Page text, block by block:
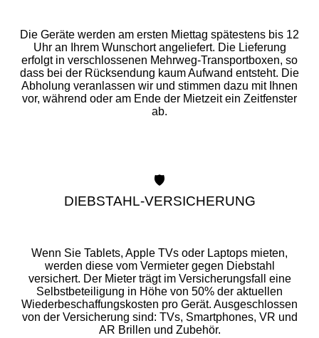
Die Geräte werden am ersten Miettag spätestens bis 12
Uhr an Ihrem Wunschort angeliefert. Die Lieferung
erfolgt in verschlossenen Mehrweg-Transportboxen, so
dass bei der Rücksendung kaum Aufwand entsteht. Die
Abholung veranlassen wir und stimmen dazu mit Ihnen
vor, während oder am Ende der Mietzeit ein Zeitfenster
ab.
🛡️
DIEBSTAHL-VERSICHERUNG
Wenn Sie Tablets, Apple TVs oder Laptops mieten,
werden diese vom Vermieter gegen Diebstahl
versichert. Der Mieter trägt im Versicherungsfall eine
Selbstbeteiligung in Höhe von 50% der aktuellen
Wiederbeschaffungskosten pro Gerät. Ausgeschlossen
von der Versicherung sind: TVs, Smartphones, VR und
AR Brillen und Zubehör.